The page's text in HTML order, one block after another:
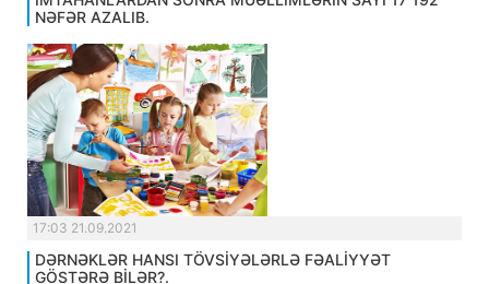
NƏFƏR AZALIB.
17:03 21.09.2021
DƏRNƏKLƏR HANSI TÖVSİYƏLƏRLƏ FƏALİYYƏT
GÖSTƏRƏ BİLƏR?.